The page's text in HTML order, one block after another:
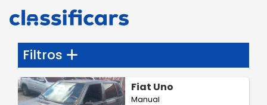
Filtros
Fiat Uno
Manual